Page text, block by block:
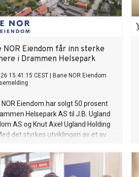
NOR Eiendom får inn sterke
i Drammen Helsepark
15:41:15 CEST
Bane NOR Eiendom
NOR Eiendom har solgt 50 prosent
Helsepark AS til J.B. Ugland
AS og Knut Axel Ugland Holding
det styrkes utviklingen av et av